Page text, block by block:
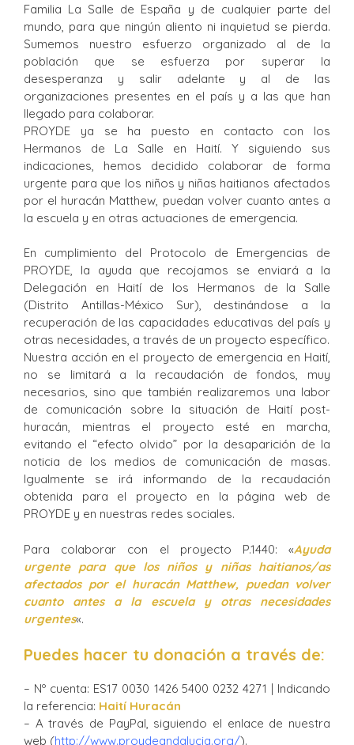
Familia La Salle de España y de cualquier parte del
mundo, para que ningún aliento ni inquietud se pierda.
Sumemos nuestro esfuerzo organizado al de la
población que se esfuerza por superar la
desesperanza y salir adelante y al de las
organizaciones presentes en el país y a las que han
llegado para colaborar.
PROYDE ya se ha puesto en contacto con los
Hermanos de La Salle en Haití. Y siguiendo sus
indicaciones, hemos decidido colaborar de forma
urgente para que los niños y niñas haitianos afectados
por el huracán Matthew, puedan volver cuanto antes a
la escuela y en otras actuaciones de emergencia.
En cumplimiento del Protocolo de Emergencias de
PROYDE, la ayuda que recojamos se enviará a la
Delegación en Haití de los Hermanos de la Salle
(Distrito Antillas-México Sur), destinándose a la
recuperación de las capacidades educativas del país y
otras necesidades, a través de un proyecto específico.
Nuestra acción en el proyecto de emergencia en Haití,
no se limitará a la recaudación de fondos, muy
necesarios, sino que también realizaremos una labor
de comunicación sobre la situación de Haití post-
huracán, mientras el proyecto esté en marcha,
evitando el “efecto olvido” por la desaparición de la
noticia de los medios de comunicación de masas.
Igualmente se irá informando de la recaudación
obtenida para el proyecto en la página web de
PROYDE y en nuestras redes sociales.
Para colaborar con el proyecto P.1440: «Ayuda
urgente para que los niños y niñas haitianos/as
afectados por el huracán Matthew, puedan volver
cuanto antes a la escuela y otras necesidades
urgentes«.
Puedes hacer tu donación a través de:
– Nº cuenta: ES17 0030 1426 5400 0232 4271 | Indicando
la referencia: Haití Huracán
– A través de PayPal, siguiendo el enlace de nuestra
web (http://www.proydeandalucia.org/).